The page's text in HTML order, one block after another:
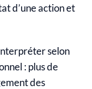
d’une action et
selon
: plus de
des